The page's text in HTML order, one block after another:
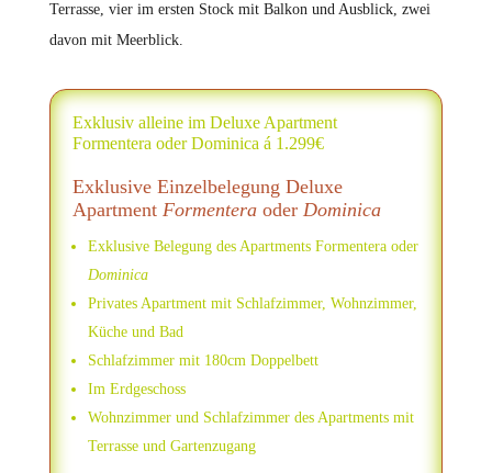
Terrasse, vier im ersten Stock mit Balkon und Ausblick, zwei
davon mit Meerblick.
Exklusiv alleine im Deluxe Apartment
Formentera oder Dominica á 1.299€
Exklusive Einzelbelegung Deluxe
Apartment Formenteraoder Dominica
Exklusive Belegung des Apartments Formentera oder
Dominica
Privates Apartment mit Schlafzimmer, Wohnzimmer,
Küche und Bad
Schlafzimmer mit 180cm Doppelbett
Im Erdgeschoss
Wohnzimmer und Schlafzimmer des Apartments mit
Terrasse und Gartenzugang